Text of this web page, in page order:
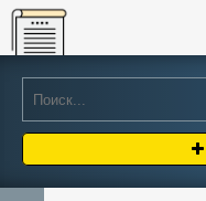
Online-knigi.org